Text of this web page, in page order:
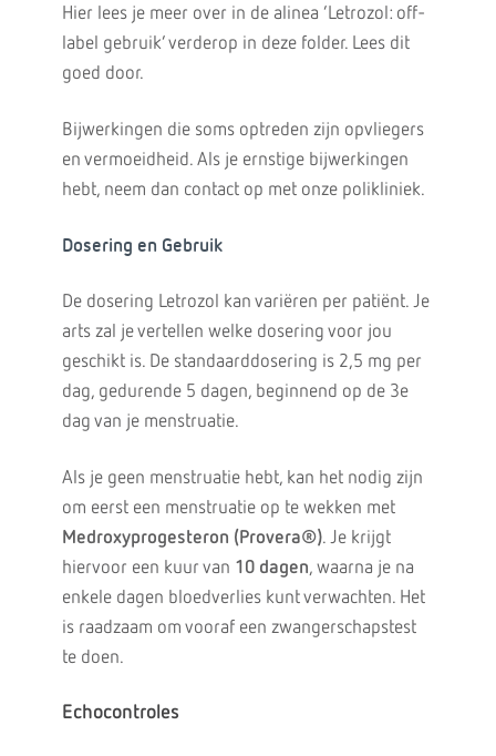
Hier lees je meer over in de alinea ‘Letrozol: off-
label gebruik’ verderop in deze folder. Lees dit
goed door.
Bijwerkingen die soms optreden zijn opvliegers
en vermoeidheid. Als je ernstige bijwerkingen
hebt, neem dan contact op met onze polikliniek.
Dosering en Gebruik
De dosering Letrozol kan variëren per patiënt. Je
arts zal je vertellen welke dosering voor jou
geschikt is. De standaarddosering is 2,5 mg per
dag, gedurende 5 dagen, beginnend op de 3e
dag van je menstruatie.
Als je geen menstruatie hebt, kan het nodig zijn
om eerst een menstruatie op te wekken met
Medroxyprogesteron (Provera®). Je krijgt
hiervoor een kuur van 10 dagen, waarna je na
enkele dagen bloedverlies kunt verwachten. Het
is raadzaam om vooraf een zwangerschapstest
te doen.
Echocontroles